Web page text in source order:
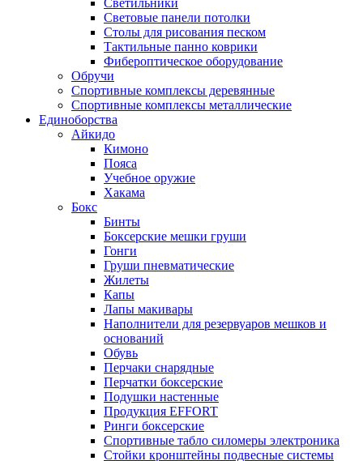
Светильники
Световые панели потолки
Столы для рисования песком
Тактильные панно коврики
Фибероптическое оборудование
Обручи
Спортивные комплексы деревянные
Спортивные комплексы металлические
Единоборства
Айкидо
Кимоно
Пояса
Учебное оружие
Хакама
Бокс
Бинты
Боксерские мешки груши
Гонги
Груши пневматические
Жилеты
Капы
Лапы макивары
Наполнители для резервуаров мешков и
оснований
Обувь
Перчаки снарядные
Перчатки боксерские
Подушки настенные
Продукция EFFORT
Ринги боксерские
Спортивные табло силомеры электроника
Стойки кронштейны подвесные системы